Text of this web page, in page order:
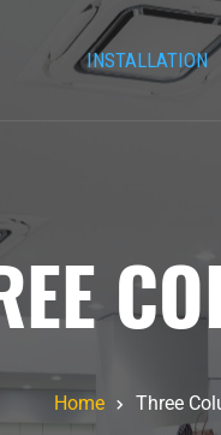
INSTALLATION
Home Three